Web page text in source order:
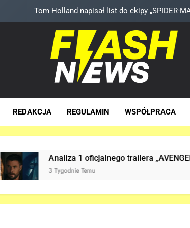
Tom Holland napisał list do ekipy „SPIDER-
TA figurka LEGO
Znamy szczegóły roli
Kit Connor
Tom Holland napisał list do ekipy „SPIDER-
News
Dawka Newsów W Sieci
REDAKCJA REGULAMIN WSPÓŁPRACA
Analiza 1 oficjalnego trailera „AVENGERS:
3 Tygodnie Temu